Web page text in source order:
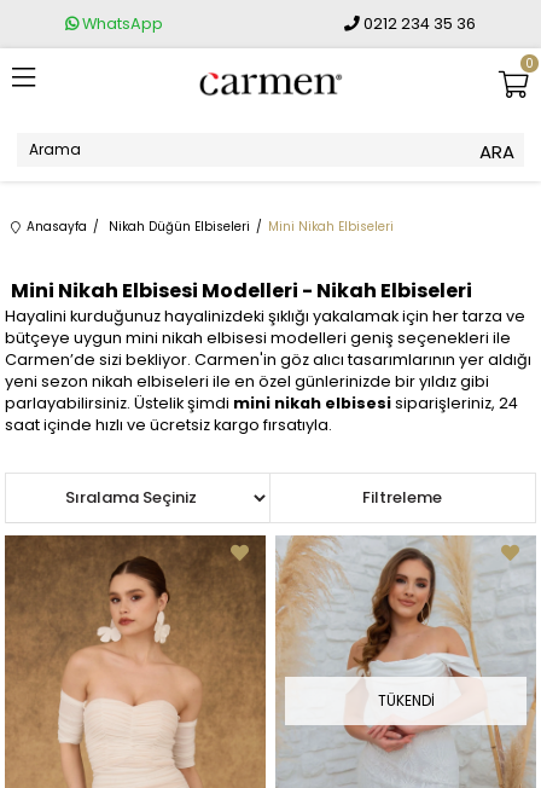
WhatsApp 0212 234 35 36
0
Anasayfa Nikah Düğün Elbiseleri Mini Nikah Elbiseleri
Mini Nikah Elbisesi Modelleri - Nikah Elbiseleri
Hayalini kurduğunuz hayalinizdeki şıklığı yakalamak için her tarza ve
bütçeye uygun mini nikah elbisesi modelleri geniş seçenekleri ile
Carmen’de sizi bekliyor. Carmen'in göz alıcı tasarımlarının yer aldığı
yeni sezon nikah elbiseleri ile en özel günlerinizde bir yıldız gibi
parlayabilirsiniz. Üstelik şimdi mini nikah elbisesisiparişleriniz, 24
saat içinde hızlı ve ücretsiz kargo fırsatıyla.
Filtreleme
Sıralama
TÜKENDI